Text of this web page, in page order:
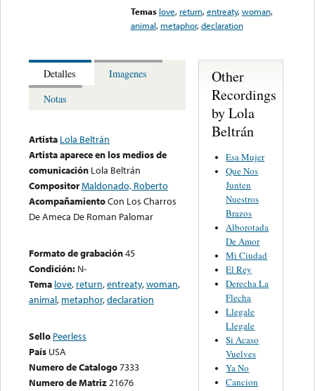
Temas love, return,entreaty,woman,
animal, metaphor,declaration
Detalles
Imagenes
Notas
Artista Lola Beltrán
Artista aparece en los medios de
comunicación Lola Beltrán
CompositorMaldonado, Roberto
AcompañamientoCon Los Charros
De Ameca De Roman Palomar
Formato de grabación45
Condición: N-
Tema love, return,entreaty,woman,
animal, metaphor,declaration
Sello Peerless
País USA
Numero de Catalogo7333
Numero de Matriz21676
Other
Recordings
by Lola
Beltrán
Esa Mujer
Que Nos
Junten
Nuestros
Brazos
Alborotada
De Amor
Mi Ciudad
El Rey
Derecha La
Flecha
Llegale
Llegale
Si Acaso
Vuelves
Ya No
Cancion